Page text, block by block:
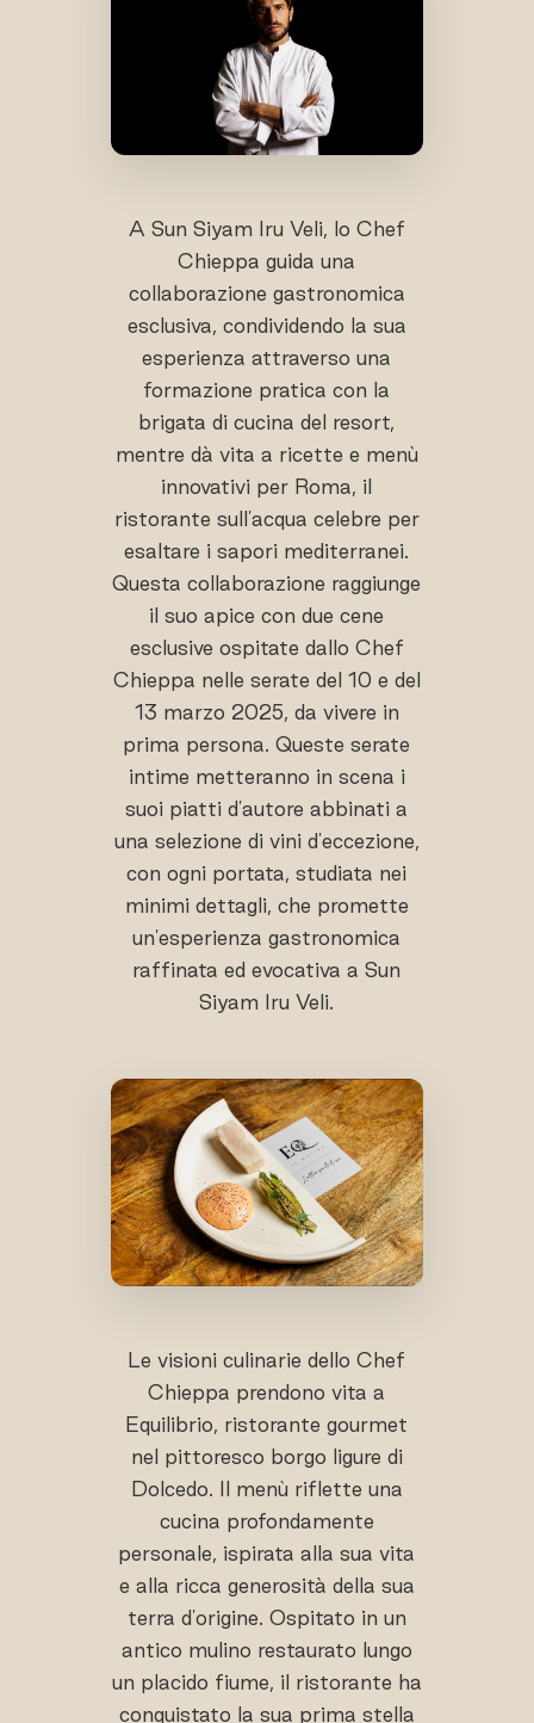
A Sun Siyam Iru Veli, lo Chef
Chieppa guida una
collaborazione gastronomica
esclusiva, condividendo la sua
esperienza attraverso una
formazione pratica con la
brigata di cucina del resort,
mentre dà vita a ricette e menù
innovativi per Roma, il
ristorante sull'acqua celebre per
esaltare i sapori mediterranei.
Questa collaborazione raggiunge
il suo apice con due cene
esclusive ospitate dallo Chef
Chieppa nelle serate del 10 e del
13 marzo 2025, da vivere in
prima persona. Queste serate
intime metteranno in scena i
suoi piatti d'autore abbinati a
una selezione di vini d'eccezione,
con ogni portata, studiata nei
minimi dettagli, che promette
un'esperienza gastronomica
raffinata ed evocativa a Sun
Siyam Iru Veli.
Le visioni culinarie dello Chef
Chieppa prendono vita a
Equilibrio, ristorante gourmet
nel pittoresco borgo ligure di
Dolcedo. Il menù riflette una
cucina profondamente
personale, ispirata alla sua vita
e alla ricca generosità della sua
terra d'origine. Ospitato in un
antico mulino restaurato lungo
un placido fiume, il ristorante ha
conquistato la sua prima stella